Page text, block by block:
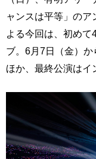
ャンスは平等」のア
よる今回は、初めて
ブ。6月7日（金）
ほか、最終公演はイ